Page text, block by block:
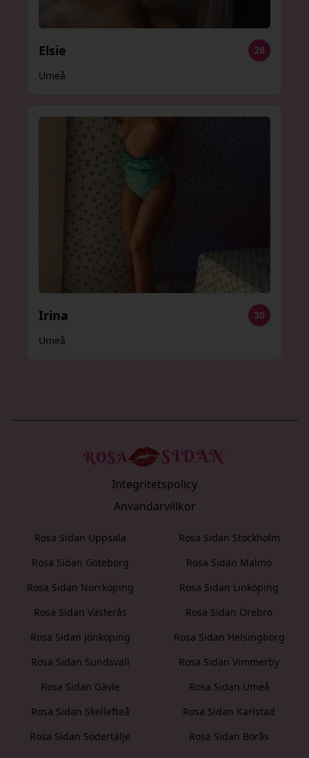
Elsie
28
Umeå
Irina
30
Umeå
Integritetspolicy
Användarvillkor
Rosa Sidan Uppsala
Rosa Sidan Stockholm
Rosa Sidan Göteborg
Rosa Sidan Malmö
Rosa Sidan Norrköping
Rosa Sidan Linköping
Rosa Sidan Västerås
Rosa Sidan Örebro
Rosa Sidan Jönköping
Rosa Sidan Helsingborg
Rosa Sidan Sundsvall
Rosa Sidan Vimmerby
Rosa Sidan Gävle
Rosa Sidan Umeå
Rosa Sidan Skellefteå
Rosa Sidan Karlstad
Rosa Sidan Södertälje
Rosa Sidan Borås